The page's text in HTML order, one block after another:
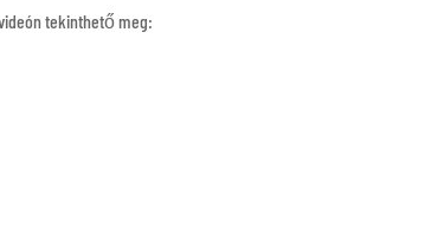
tekinthető meg: